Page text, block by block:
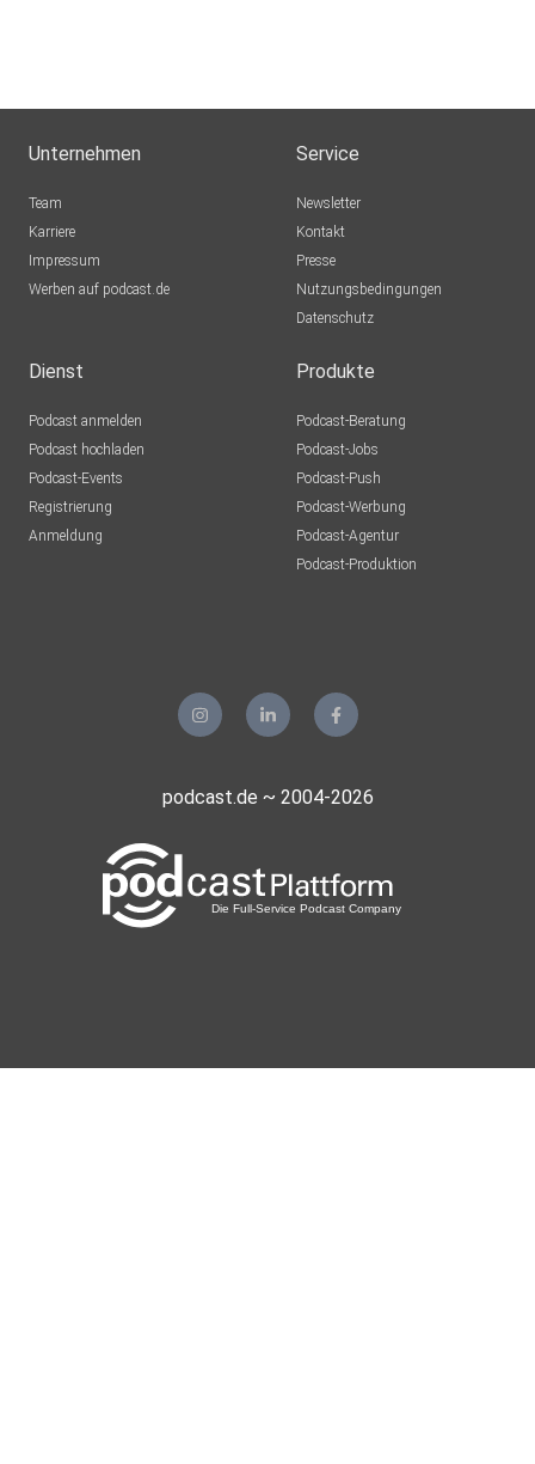
Unternehmen
Team
Karriere
Impressum
Werben auf podcast.de
Service
Newsletter
Kontakt
Presse
Nutzungsbedingungen
Datenschutz
Dienst
Podcast anmelden
Podcast hochladen
Podcast-Events
Registrierung
Anmeldung
Produkte
Podcast-Beratung
Podcast-Jobs
Podcast-Push
Podcast-Werbung
Podcast-Agentur
Podcast-Produktion
podcast.de ~ 2004-2026